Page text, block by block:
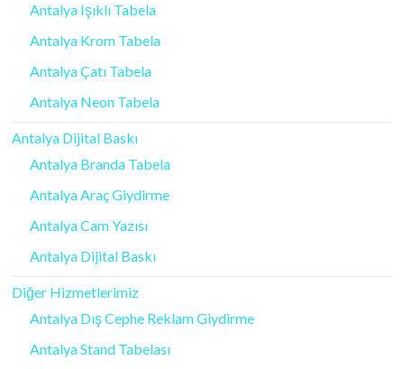
Antalya Işıklı Tabela
Antalya Krom Tabela
Antalya Çatı Tabela
Antalya Neon Tabela
Antalya Dijital Baskı
Antalya Branda Tabela
Antalya Araç Giydirme
Antalya Cam Yazısı
Antalya Dijital Baskı
Diğer Hizmetlerimiz
Antalya Dış Cephe Reklam Giydirme
Antalya Stand Tabelası